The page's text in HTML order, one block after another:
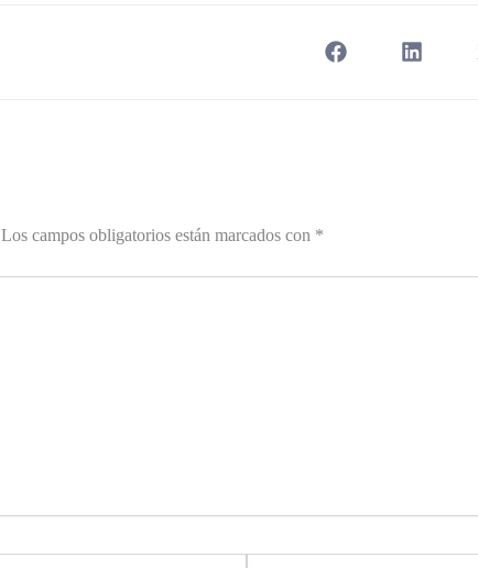
Los campos obligatorios están marcados con *